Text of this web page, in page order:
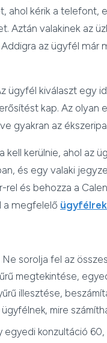
ahol kérik a telefont,
Aztán valakinek az
az ügyfél már
ügyfél kiválaszt egy
kap. Az olyan
gyakran az
kell kerülnie, ahol az
és egy valaki
rel és behozza a
a megfelelő
Ne sorolja fel az
megtekintése,
illesztése,
mire
egyedi konzultáció